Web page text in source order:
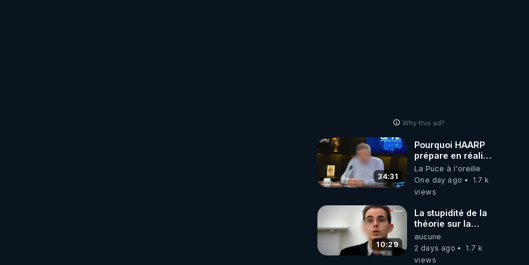
Why this ad?
34:31
Pourquoi HAARP
prépare en réalité
un CHAOS
climatique, on
répond
La Puce à l'oreille
One day ago
1.7 k
views
10:29
La stupidité de la
théorie sur la
responsabilité de
l’homme
concernant le
aucune
2 days ago
1.7 k
views